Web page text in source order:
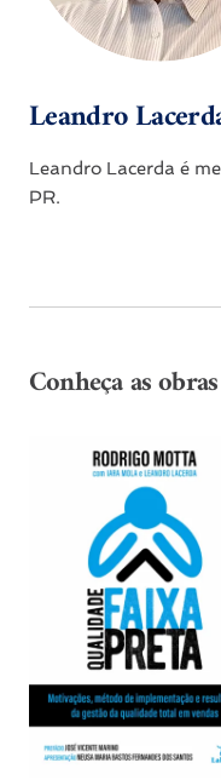
Leandro
Leandro Lacerda é
PR.
Conheça as obras